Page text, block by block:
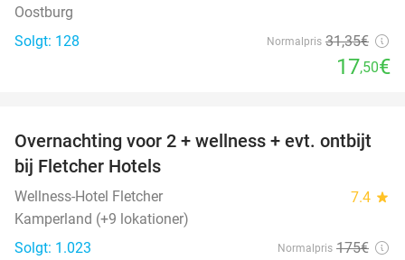
Oostburg
Solgt: 128
Normalpris 31,35€
17,50€
55%
Overnachting voor 2 + wellness + evt. ontbijt
bij Fletcher Hotels
Wellness-Hotel Fletcher 7.4 star
Kamperland (+9 lokationer)
Solgt: 1.023
Normalpris 175€